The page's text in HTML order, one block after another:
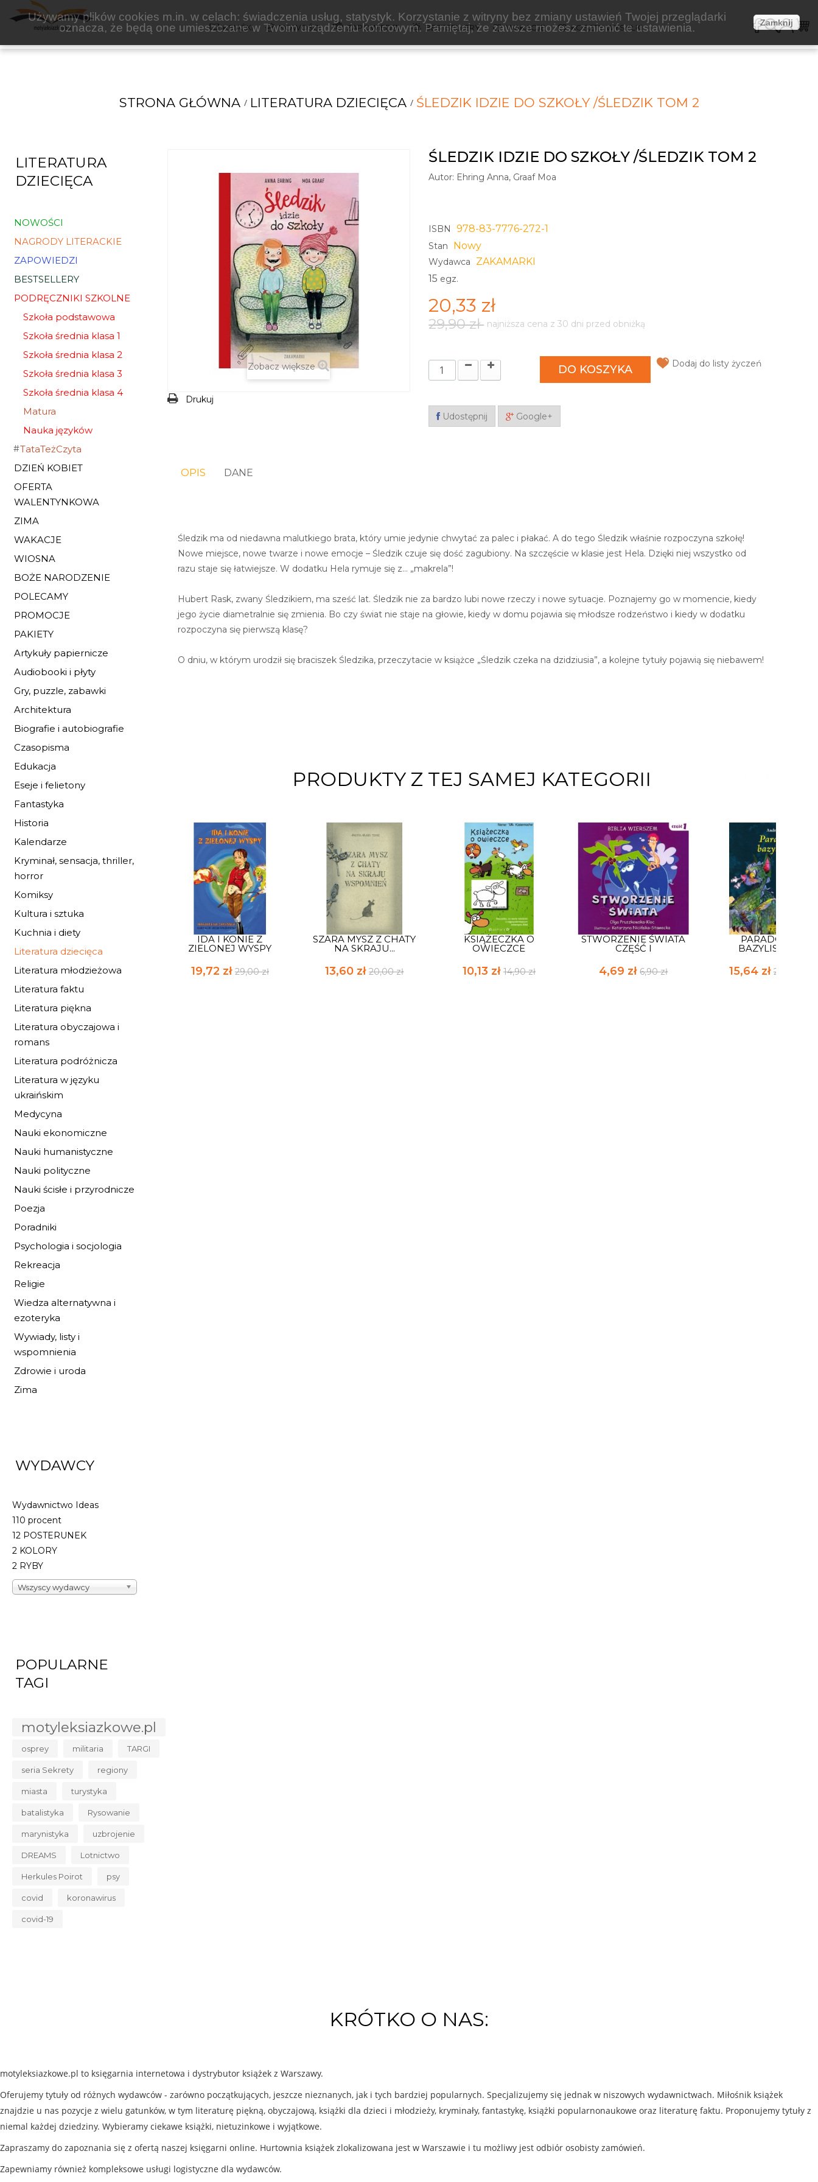
ZAKAMARKI
Używamy plików cookies m.in. w celach: świadczenia usług, statystyk. Korzystanie z witryny bez zmiany ustawień Twojej przeglądarki
oznacza, że będą one umieszczane w Twoim urządzeniu końcowym. Pamiętaj, że zawsze możesz zmienić te ustawienia.
Zamknij
KSIĄŻKI NOWOŚCI ZAPOWIEDZI BESTSELLERY WAKACJE KOSZTY WYSYŁKI
STRONA GŁÓWNA LITERATURA DZIECIĘCA ŚLEDZIK IDZIE DO SZKOŁY /ŚLEDZIK TOM 2
LITERATURA
DZIECIĘCA
NOWOŚCI
NAGRODY LITERACKIE
ZAPOWIEDZI
BESTSELLERY
PODRĘCZNIKI SZKOLNE
Szkoła podstawowa
Szkoła średnia klasa 1
Szkoła średnia klasa 2
Szkoła średnia klasa 3
Szkoła średnia klasa 4
Matura
Nauka języków
TataTeżCzyta
DZIEŃ KOBIET
OFERTA
WALENTYNKOWA
ZIMA
WAKACJE
WIOSNA
BOŻE NARODZENIE
POLECAMY
PROMOCJE
PAKIETY
Artykuły papiernicze
Audiobooki i płyty
Gry, puzzle, zabawki
Architektura
Biografie i autobiografie
Czasopisma
Edukacja
Eseje i felietony
Fantastyka
Historia
Kalendarze
Kryminał, sensacja, thriller,
horror
Komiksy
Kultura i sztuka
Kuchnia i diety
Literatura dziecięca
Literatura młodzieżowa
Literatura faktu
Literatura piękna
Literatura obyczajowa i
romans
Literatura podróżnicza
Literatura w języku
ukraińskim
Medycyna
Nauki ekonomiczne
Nauki humanistyczne
Nauki polityczne
Nauki ścisłe i przyrodnicze
Poezja
Poradniki
Psychologia i socjologia
Rekreacja
Religie
Wiedza alternatywna i
ezoteryka
Wywiady, listy i
wspomnienia
Zdrowie i uroda
Zima
WYDAWCY
Wydawnictwo Ideas
110 procent
12 POSTERUNEK
2 KOLORY
2 RYBY
Wszyscy wydawcy
POPULARNE
TAGI
motyleksiazkowe.pl
osprey militaria TARGI
seria Sekrety regiony
miasta turystyka
batalistyka Rysowanie
marynistyka uzbrojenie
DREAMS Lotnictwo
Herkules Poirot psy
covid koronawirus
covid-19
Zobacz większe
Drukuj
ŚLEDZIK IDZIE DO SZKOŁY /ŚLEDZIK TOM 2
Autor: Ehring Anna, Graaf Moa
ISBN 978-83-7776-272-1
Stan Nowy
Wydawca
ZAKAMARKI
15 egz.
20,33 zł
29,90 zł najniższa cena z 30 dni przed obniżką
DO KOSZYKA Dodaj do listy życzeń
Udostępnij Google+
OPIS DANE
Śledzik ma od niedawna malutkiego brata, który umie jedynie chwytać za palec i płakać. A do tego Śledzik właśnie rozpoczyna szkołę!
Nowe miejsce, nowe twarze i nowe emocje – Śledzik czuje się dość zagubiony. Na szczęście w klasie jest Hela. Dzięki niej wszystko od
razu staje się łatwiejsze. W dodatku Hela rymuje się z… „makrela”!
Hubert Rask, zwany Śledzikiem, ma sześć lat. Śledzik nie za bardzo lubi nowe rzeczy i nowe sytuacje. Poznajemy go w momencie, kiedy
jego życie diametralnie się zmienia. Bo czy świat nie staje na głowie, kiedy w domu pojawia się młodsze rodzeństwo i kiedy w dodatku
rozpoczyna się pierwszą klasę?
O dniu, w którym urodził się braciszek Śledzika, przeczytacie w książce „Śledzik czeka na dzidziusia”, a kolejne tytuły pojawią się niebawem!
PRODUKTY Z TEJ SAMEJ KATEGORII
IDA I KONIE Z
ZIELONEJ WYSPY
19,72 zł 29,00 zł
SZARA MYSZ Z CHATY
NA SKRAJU...
13,60 zł20,00 zł
KSIĄŻECZKA O
OWIECZCE
10,13 zł 14,90 zł
STWORZENIE ŚWIATA
CZĘŚĆ I
4,69 zł6,90 zł
PARADOKS
BAZYLISZKA
15,64 zł 23,00 zł
KRÓTKO O NAS:
motyleksiazkowe.pl to księgarnia internetowa i dystrybutor książek z Warszawy.
Oferujemy tytuły od różnych wydawców - zarówno początkujących, jeszcze nieznanych, jak i tych bardziej popularnych. Specjalizujemy się jednak w niszowych wydawnictwach. Miłośnik książek
znajdzie u nas pozycje z wielu gatunków, w tym literaturę piękną, obyczajową, książki dla dzieci i młodzieży, kryminały, fantastykę, książki popularnonaukowe oraz literaturę faktu. Proponujemy tytuły z
niemal każdej dziedziny. Wybieramy ciekawe książki, nietuzinkowe i wyjątkowe.
Zapraszamy do zapoznania się z ofertą naszej księgarni online. Hurtownia książek zlokalizowana jest w Warszawie i tu możliwy jest odbiór osobisty zamówień.
Zapewniamy również kompleksowe usługi logistyczne dla wydawców.